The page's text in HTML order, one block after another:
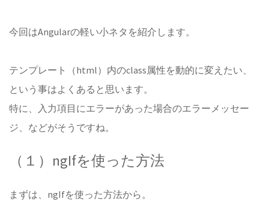
今回はAngularの軽い小ネタを紹介します。
テンプレート（html）内のclass属性を動的に変えたい、
という事はよくあると思います。
特に、入力項目にエラーがあった場合のエラーメッセー
ジ、などがそうですね。
（１）ngIfを使った方法
まずは、ngIfを使った方法から。